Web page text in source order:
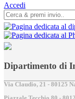
Accedi
Dipartimento di
Via Claudio, 21 - 80125